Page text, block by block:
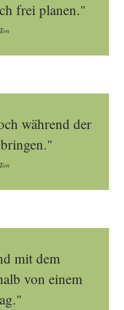
frei planen."
während der
mit dem
von einem